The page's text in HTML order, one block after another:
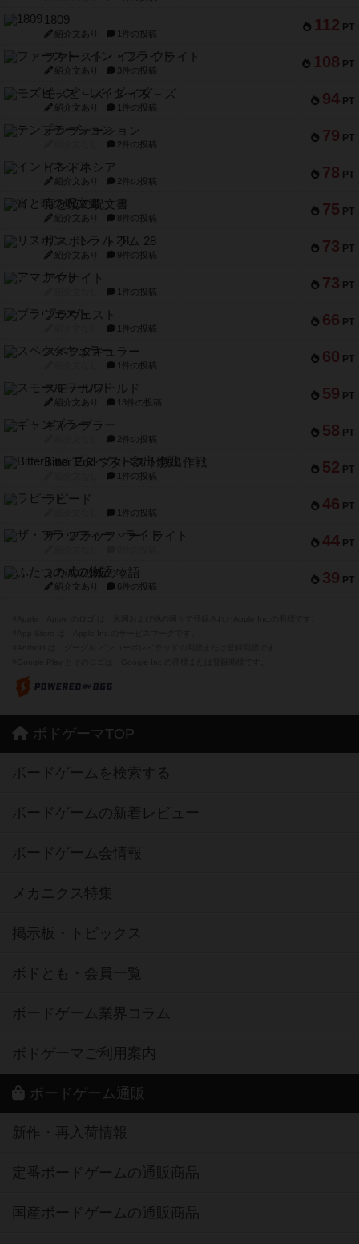
112 PT
1809
紹介文あり 1件の投稿
108 PT
ファースト・イン・フライト
紹介文あり 3件の投稿
94 PT
モズビ－ズ・レイダ－ズ
紹介文あり 1件の投稿
79 PT
テンプテーション
2件の投稿
78 PT
インドネシア
紹介文あり 2件の投稿
75 PT
宵と暁の呪文書
紹介文あり 8件の投稿
73 PT
リスボン・トラム 28
紹介文あり 9件の投稿
73 PT
アマナイト
1件の投稿
66 PT
ブラヴェスト
1件の投稿
60 PT
スペクタキュラー
1件の投稿
59 PT
スモールワールド
紹介文あり 13件の投稿
58 PT
ギャンブラー
2件の投稿
52 PT
Bitter End ブタペスト救出作戦
1件の投稿
46 PT
ラピード
1件の投稿
44 PT
ザ・フラッフィー・ライト
39 PT
ふたつの城の物語
紹介文あり 6件の投稿
ボドゲーマTOP
ボードゲームを検索する
ボードゲームの新着レビュー
ボードゲーム会情報
メカニクス特集
掲示板・トピックス
ボドとも・会員一覧
ボードゲーム業界コラム
ボドゲーマご利用案内
ボードゲーム通販
新作・再入荷情報
定番ボードゲームの通販商品
国産ボードゲームの通販商品